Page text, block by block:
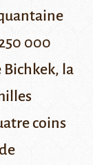
000
Bichkek, la
coins